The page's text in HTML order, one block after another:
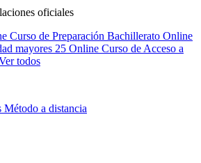
oficiales
Curso de Preparación Bachillerato Online
mayores 25 Online Curso de Acceso a
todos
Método a distancia